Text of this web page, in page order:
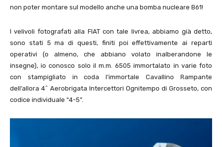
non poter montare sul modello anche una bomba nucleare B61!
I velivoli fotografati alla FIAT con tale livrea, abbiamo già detto,
sono stati 5 ma di questi, finiti poi effettivamente ai reparti
operativi (o almeno, che abbiano volato inalberandone le
insegne), io conosco solo il m.m. 6505 immortalato in varie foto
con stampigliato in coda l’immortale Cavallino Rampante
dell’allora 4^ Aerobrigata Intercettori Ognitempo di Grosseto, con
codice individuale “4-5”.